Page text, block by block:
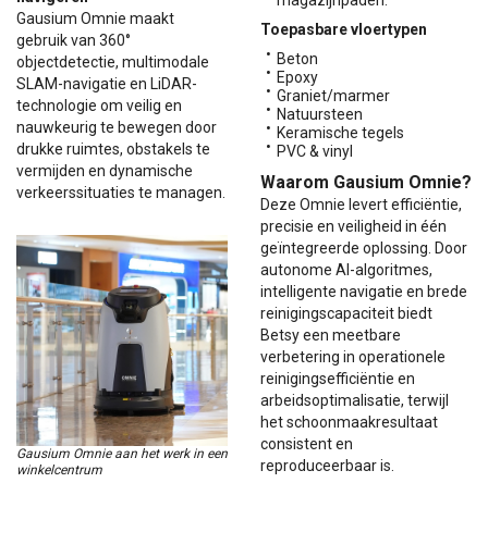
Gausium Omnie maakt
gebruik van 360°
objectdetectie, multimodale
SLAM-navigatie en LiDAR-
technologie om veilig en
nauwkeurig te bewegen door
drukke ruimtes, obstakels te
vermijden en dynamische
verkeerssituaties te managen.
Gausium Omnie aan het werk in een
winkelcentrum
Toepasbare vloertypen
Beton
Epoxy
Graniet/marmer
Natuursteen
Keramische tegels
PVC & vinyl
Waarom Gausium Omnie?
Deze Omnie levert efficiëntie,
precisie en veiligheid in één
geïntegreerde oplossing. Door
autonome AI-algoritmes,
intelligente navigatie en brede
reinigingscapaciteit biedt
Betsy een meetbare
verbetering in operationele
reinigingsefficiëntie en
arbeidsoptimalisatie, terwijl
het schoonmaakresultaat
consistent en
reproduceerbaar is.